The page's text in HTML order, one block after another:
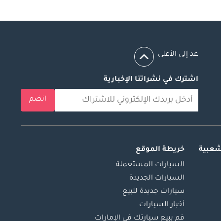
عد إلى الأعلى
اشترك في نشراتنا الإخبارية
انضم
خريطة الموقع
السيارات المستعملة
السيارات الجديدة
سيارات جديدة للبيع
أخبار السيارات
قم ببيع سيارتك في الإمارات